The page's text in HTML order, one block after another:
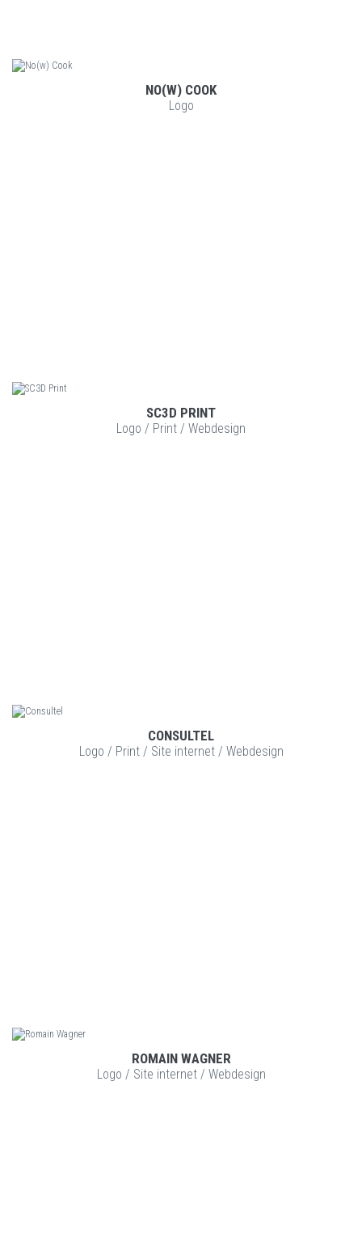
VOIR LE PROJET
NO(W) COOK
Logo
VOIR LE PROJET
SC3D PRINT
Logo / Print / Webdesign
VOIR LE PROJET
CONSULTEL
Logo / Print/ Site internet/ Webdesign
VOIR LE PROJET
ROMAIN WAGNER
Logo / Site internet/ Webdesign